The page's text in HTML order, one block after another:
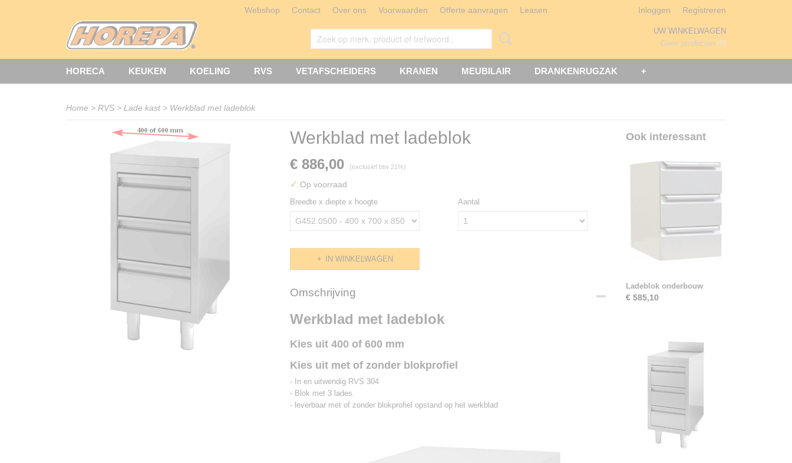
Webshop Contact Over ons Voorwaarden Offerte aanvragen Leasen Inloggen Registreren
UW WINKELWAGEN
Geen producten (0)
HORECA KEUKEN KOELING RVS VETAFSCHEIDERS KRANEN MEUBILAIR DRANKENRUGZAK +
Home > RVS > Lade kast > Werkblad met ladeblok
Werkblad met ladeblok
€ 886,00 (exclusief btw 21%)
✓ Op voorraad
Breedte x diepte x hoogte Aantal
IN WINKELWAGEN
Omschrijving
Werkblad met ladeblok
Kies uit 400 of 600 mm
Kies uit met of zonder blokprofiel
- In en uitwendig RVS 304
- Blok met 3 lades.
- leverbaar met of zonder blokprofiel opstand op het werkblad
Ook interessant
Ladeblok onderbouw
€ 585,10